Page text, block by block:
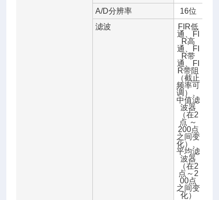
A/D分辨率
16位
滤波
FIR低
通、FI
R高
通、FI
R带
通、FI
R带阻
（截止
频率可
调）、
中值滤
波器
（在2
点 ～
200点
之间变
化）、
平均滤
波器
（在2
点～2
00点
之间变
化）